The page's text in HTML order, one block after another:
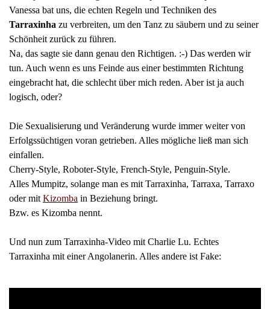
Vanessa bat uns, die echten Regeln und Techniken des
Tarraxinha zu verbreiten, um den Tanz zu säubern und zu seiner
Schönheit zurück zu führen.
Na, das sagte sie dann genau den Richtigen. :-) Das werden wir
tun. Auch wenn es uns Feinde aus einer bestimmten Richtung
eingebracht hat, die schlecht über mich reden. Aber ist ja auch
logisch, oder?
Die Sexualisierung und Veränderung wurde immer weiter von
Erfolgssüchtigen voran getrieben. Alles mögliche ließ man sich
einfallen.
Cherry-Style, Roboter-Style, French-Style, Penguin-Style.
Alles Mumpitz, solange man es mit Tarraxinha, Tarraxa, Tarraxo
oder mit Kizomba in Beziehung bringt.
Bzw. es Kizomba nennt.
Und nun zum Tarraxinha-Video mit Charlie Lu. Echtes
Tarraxinha mit einer Angolanerin. Alles andere ist Fake: